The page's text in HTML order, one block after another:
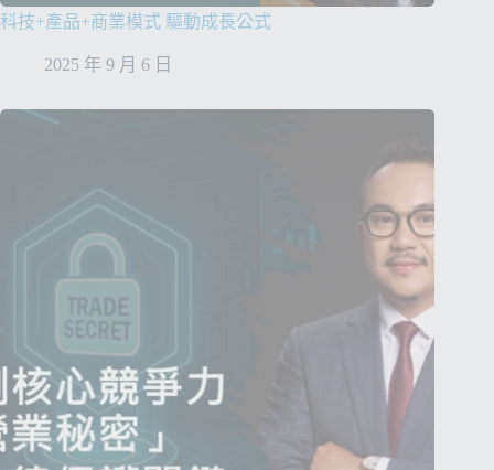
科技+產品+商業模式 驅動成長公式
2025 年 9 月 6 日